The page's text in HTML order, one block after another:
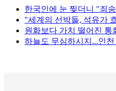
한국인에 눈 찢더니 "죄
"세계의 선박들, 석유가
원화보다 가치 떨어진
하늘도 무심하시지...인